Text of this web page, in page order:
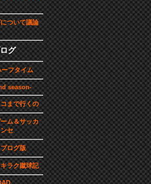
ついて議論
グ
フタイム
season-
まで行くの
ム＆サッカ
セ
ログ版
ラク蹴球記